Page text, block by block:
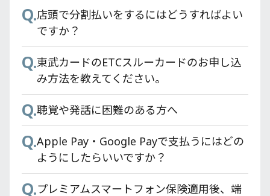
Q.東武カードのETCスルーカードのお申し込
み方法を教えてください。
Q.東武カードの署名欄はどこですか？
Q.メールで「お申し込みいただいたカードの
お支払い口座設定のお願い」が届いたが、
WEBでの口座設定では希望する銀行が登録
できない。
Q.東武カードでETCスルーカードは申し込み
できますか？
Q.旧東武カードから東武カードへ切り替える
ことはできますか？
Q.東武カードはPASMOカードのオートチャー
ジ設定ができますか？
Q.東武カードにはPASMO機能が付いています
か？
Q.東武鉄道モバイル定期券はどのように購入
すればいいですか？
Q. 東京スカイツリー®東武カードPASMOの
PASMO残高はどうすればいいですか？
Q.東武鉄道モバイル定期券はどのように購入
すればいいですか？
Q.東武カードの支払いでポイント付与の対象
とならないものはありますか？
Q.従来の東武カードでためたポイント
（TOBU POINT）はどうなりますか？
Q. 特急券購入時のポイント還元率はどうなり
ますか？
Q.東武カードアプリでどんなことができます
か？
Q.利用明細はどうすれば確認できますか？
Q.東武カードアプリの対象カードは？
Q.Apple Pay・Google Payで支払うにはどの
ようにしたらいいですか？
Q.モバイル決済でのQUICPay(クイックペ
イ)TMの登録方法と利用方法を教えてくだ
Q.店頭で分割払いをするにはどうすればよい
ですか？
Q.東武カードのETCスルーカードのお申し込
み方法を教えてください。
Q.聴覚や発話に困難のある方へ
Q.Apple Pay・Google Payで支払うにはどの
ようにしたらいいですか？
Q.プレミアムスマートフォン保険適用後、端